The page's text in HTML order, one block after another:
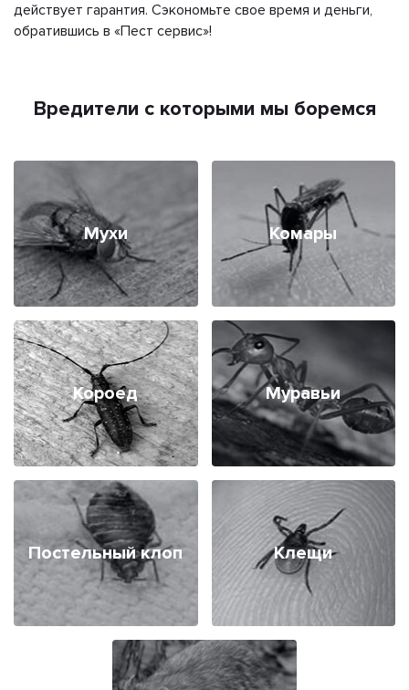
действует гарантия. Сэкономьте свое время и деньги,
обратившись в «Пест сервис»!
Вредители с которыми мы боремся
Мухи Комары
Короед Муравьи
Постельный клоп Клещи